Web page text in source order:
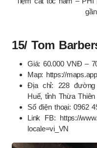
15/ Tom
Giá: 60.000 VNĐ –
Map: https://
Địa chỉ: 228 đường
Huế, tỉnh Thừa
Số điện thoại: 0962
Link FB: https://
locale=vi_VN